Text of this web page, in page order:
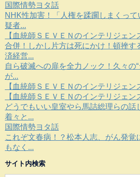
国際情勢ヨタ話
NHK性加害！「人権を蹂躙しまくっ
疑者...
【血統師ＳＥＶＥＮのインテリジェン
合併！しかし片方は死にかけ！頓挫す
済経営...
自ら破滅への扉を全力ノック！久々の
が...
【血統師ＳＥＶＥＮのインテリジェン
【血統師ＳＥＶＥＮのインテリジェン
どうでもいい皇室やら馬詰総理らの話
着々と...
国際情勢ヨタ話
これぞ文春病！？松本人志、がん発覚
もなく...
サイト内検索